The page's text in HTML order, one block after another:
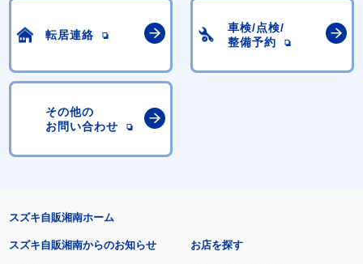
転居連絡
車検/点検/
整備予約
その他の
お問い合わせ
スズキ自販湘南ホーム
スズキ自販湘南からのお知らせ お店を探す